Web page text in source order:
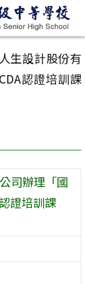
生設計股份有
認證培訓課
司辦理「國
證培訓課